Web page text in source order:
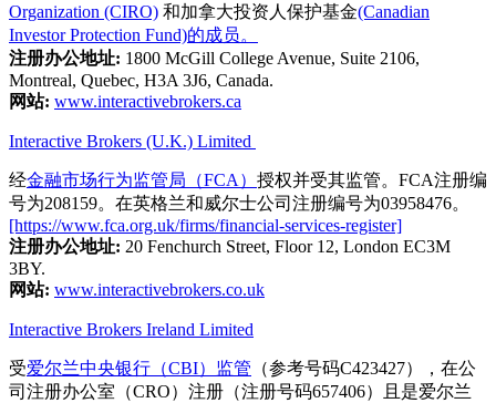
Organization (CIRO) 和加拿大投资人保护基金(Canadian
Investor Protection Fund)的成员。
注册办公地址: 1800 McGill College Avenue, Suite 2106,
Montreal, Quebec, H3A 3J6, Canada.
网站: www.interactivebrokers.ca
Interactive Brokers (U.K.) Limited
经金融市场行为监管局（FCA） 授权并受其监管。FCA注册编
号为208159。在英格兰和威尔士公司注册编号为03958476。
[https://www.fca.org.uk/firms/financial-services-register]
注册办公地址: 20 Fenchurch Street, Floor 12, London EC3M
3BY.
网站: www.interactivebrokers.co.uk
Interactive Brokers Ireland Limited
受爱尔兰中央银行（CBI）监管 （参考号码C423427），在公
司注册办公室（CRO）注册（注册号码657406）且是爱尔兰